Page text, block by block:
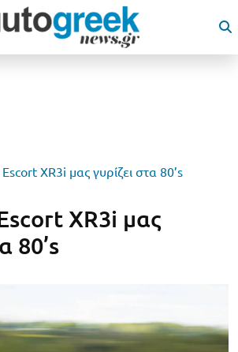
XR3i μας γυρίζει στα 80’s
XR3i μας
80’s